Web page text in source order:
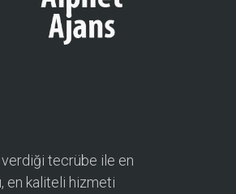
verdiği tecrübe ile en
en kaliteli hizmeti